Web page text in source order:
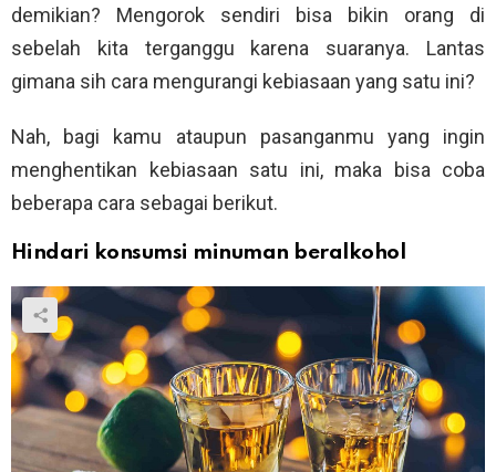
demikian? Mengorok sendiri bisa bikin orang di
sebelah kita terganggu karena suaranya. Lantas
gimana sih cara mengurangi kebiasaan yang satu ini?
Nah, bagi kamu ataupun pasanganmu yang ingin
menghentikan kebiasaan satu ini, maka bisa coba
beberapa cara sebagai berikut.
Hindari konsumsi minuman beralkohol